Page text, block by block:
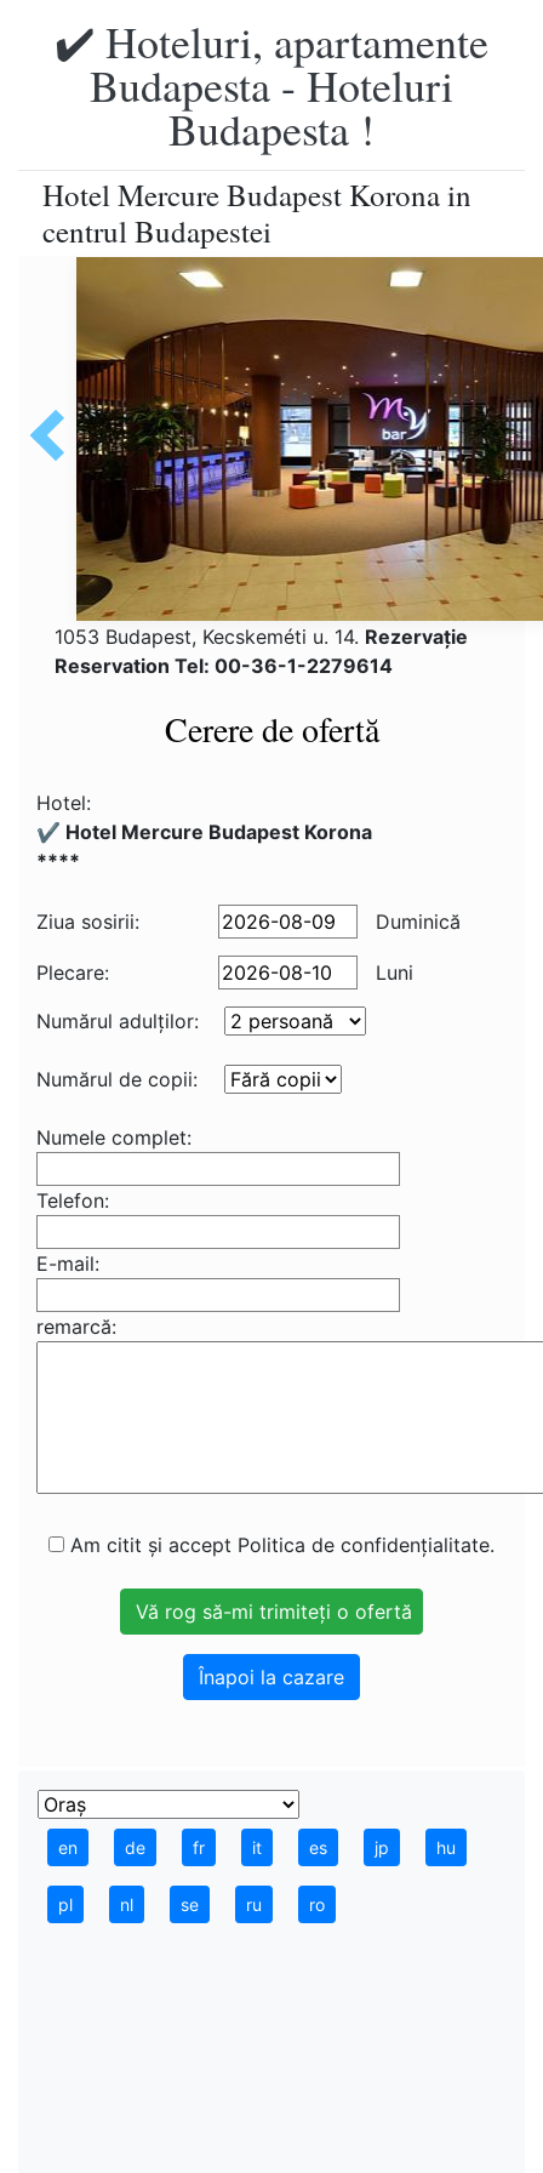
✔️ Hoteluri, apartamente
Budapesta - Hoteluri
Budapesta !
Hotel Mercure Budapest Korona in
centrul Budapestei
1053 Budapest, Kecskeméti u. 14. Rezervaţie
Reservation Tel: 00-36-1-2279614
Cerere de ofertă
Hotel:
✔️ Hotel Mercure Budapest Korona
****
Ziua sosirii: Duminică
Plecare:
Luni
Numărul adulţilor:
Numărul de copii:
Numele complet:
Telefon:
E-mail:
remarcă:
Am citit și accept Politica de confidențialitate.
Înapoi la cazare
en de fr it es jp hu
pl nl se ru ro